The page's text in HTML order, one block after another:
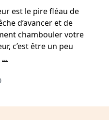
est le pire fléau de
d’avancer et de
chambouler votre
c’est être un peu
...